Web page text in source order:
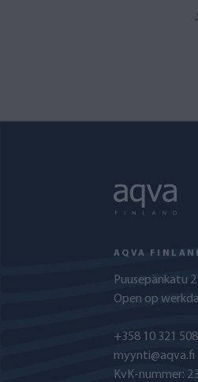
AQVA
Puusepänkatu
Open op
+358 10 321
myynti@aqva.fi
KvK-nummer: